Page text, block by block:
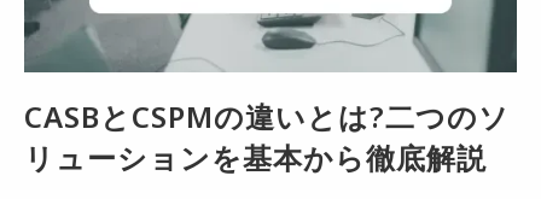
CASBとCSPMの違いとは?二つのソ
リューションを基本から徹底解説